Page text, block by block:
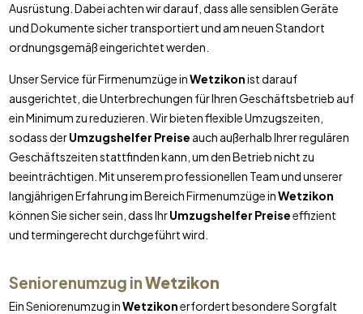
Ausrüstung. Dabei achten wir darauf, dass alle sensiblen Geräte
und Dokumente sicher transportiert und am neuen Standort
ordnungsgemäß eingerichtet werden.
Unser Service für Firmenumzüge inWetzikonist darauf
ausgerichtet, die Unterbrechungen für Ihren Geschäftsbetrieb auf
ein Minimum zu reduzieren. Wir bieten flexible Umzugszeiten,
sodass derUmzugshelfer Preise auch außerhalb Ihrer regulären
Geschäftszeiten stattfinden kann, um den Betrieb nicht zu
beeinträchtigen. Mit unserem professionellen Team und unserer
langjährigen Erfahrung im Bereich Firmenumzüge inWetzikon
können Sie sicher sein, dass IhrUmzugshelfer Preiseeffizient
und termingerecht durchgeführt wird.
Seniorenumzug inWetzikon
Ein Seniorenumzug inWetzikonerfordert besondere Sorgfalt